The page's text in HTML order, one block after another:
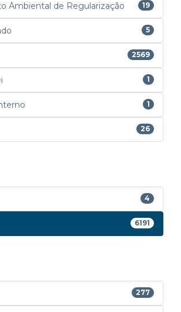
Ambiental de Regularização 19
5
2569
1
1
26
4
6191
277